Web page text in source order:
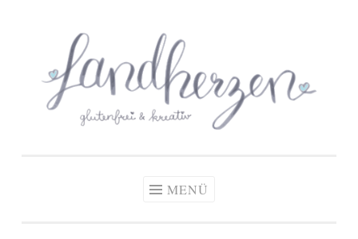
springen
Zöliakie, glutenfreie Ernährung
MENÜ